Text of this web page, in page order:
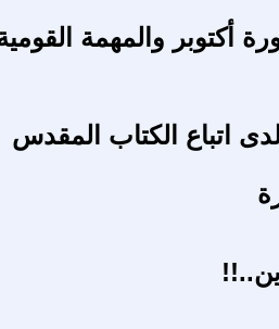
اتباع الكتاب المقدس